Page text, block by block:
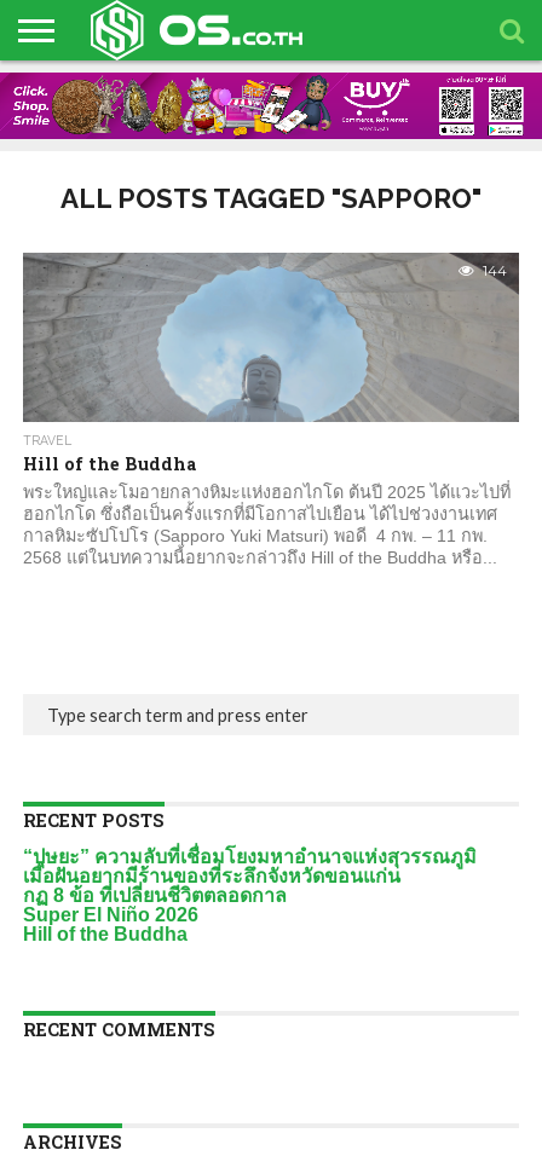
HOME
BLOG
ARTIFICIAL
INTELLIGENCE
BLOCKCHAIN
BUSINESS
NEWS
OS
EVENTS
OS
TALK!
OS
TOYS
ALL POSTS TAGGED "SAPPORO"
144
TRAVEL
Hill of the Buddha
พระใหญ่และโมอายกลางหิมะแห่งฮอกไกโด ต้นปี 2025 ได้แวะไปที่
ฮอกไกโด ซึ่งถือเป็นครั้งแรกที่มีโอกาสไปเยือน ได้ไปช่วงงานเทศ
กาลหิมะซัปโปโร (Sapporo Yuki Matsuri) พอดี 4 กพ. – 11 กพ.
2568 แต่ในบทความนี้อยากจะกล่าวถึง Hill of the Buddha หรือ...
RECENT POSTS
“ปุษยะ” ความลับที่เชื่อมโยงมหาอำนาจแห่งสุวรรณภูมิ
เมื่อฝันอยากมีร้านของที่ระลึกจังหวัดขอนแก่น
กฏ 8 ข้อ ที่เปลี่ยนชีวิตตลอดกาล
Super El Niño 2026
Hill of the Buddha
RECENT COMMENTS
ARCHIVES